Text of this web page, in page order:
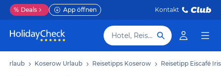
% Deals App öffnen Kontakt
Hotel, Reiseziel
Urlaub Koserow Urlaub Reisetipps Koserow Reisetipp Eiscafé Iris